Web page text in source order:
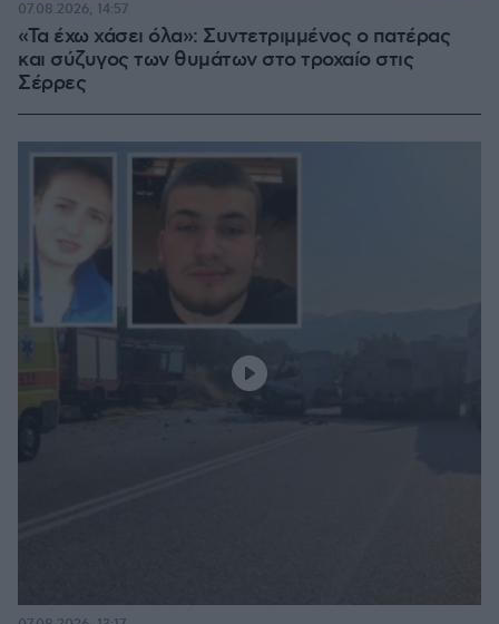
«Τα έχω χάσει όλα»: Συντετριμμένος ο πατέρας
και σύζυγος των θυμάτων στο τροχαίο στις
Σέρρες
07.08.2026, 14:57